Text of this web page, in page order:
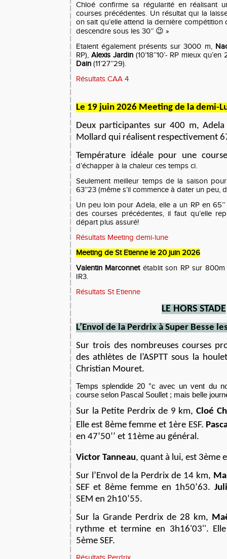
Chloé confirme sa régularité en réalisant
courses précédentes. Un résultat qui la
on sait qu’elle attend la dernière
descendre sous les 30’’ 😉 »
Etaient également présents sur 3000 m,
RP), Alexis Jardin(10’18’’10’- RP mieux
Dain (11’27’’29).
Résultats CAA 4
Le 19 juin 2026 Meeting de la demi-
Deux participantes sur 400 m,
Mollard qui réalisent respectivement
Température idéale pour une
d’échapper à la chaleur ces temps ci.
Seulement meilleur temps de la saison
63’’23 (même s’il commence à dater un peu,
Un peu loin pour Adela, elle a un RP en
des courses précédentes, il faut qu’elle
départ plus assuré!
Résultats Meeting demi-lune
Meeting de St Etienne le 20 juin 2026
Valentin Marconnetétablit son RP sur 800m
IR3.
Résultats St Etienne
LE HORS STADE
L’Envol de la Perdrix à Super Besse le
Sur trois des nombreuses courses
des athlètes de l’ASPTT sous la
Christian Mouret.
Temps splendide 20 °c avec un vent du
course selon Pascal Soullet ; mais belle
Sur la Petite Perdrix de 9 km,Cloé
Elle est 8ème femme et 1ère ESF.
en 47’50’’ et 11ème au général.
Victor Tanneau, quant à lui, est 3ème
Sur l’Envol de la Perdrix de 14 km,
SEF et 8ème femme en 1h50’63.
SEM en 2h10’55.
Sur la Grande Perdrix de 28 km,
rythme et termine en 3h16'03''.
5ème SEF.